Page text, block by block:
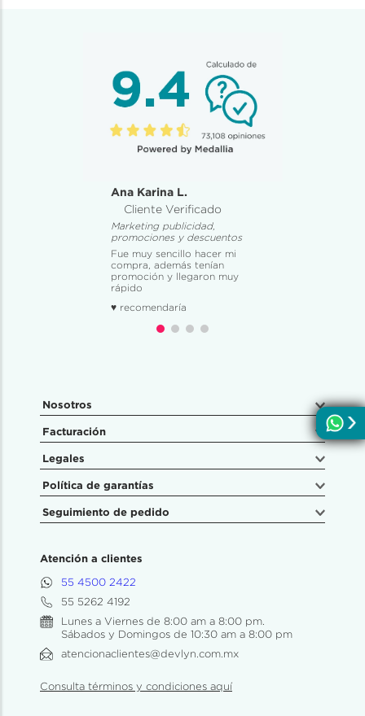
Ana Karina L.
Cliente Verificado
Marketing publicidad,
promociones y descuentos
Fue muy sencillo hacer mi
compra, además tenían
promoción y llegaron muy
rápido
♥ recomendaría
Nosotros
Facturación
Legales
Política de garantías
Seguimiento de pedido
Atención a clientes
55 4500 2422
55 5262 4192
Lunes a Viernes de 8:00 am a 8:00 pm.
Sábados y Domingos de 10:30 am a 8:00 pm
atencionaclientes@devlyn.com.mx
Consulta términos y condiciones aquí